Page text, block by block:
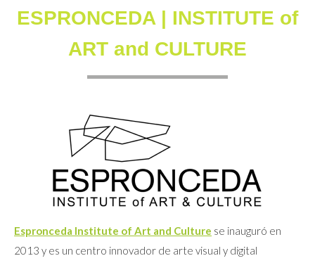
ESPRONCEDA | INSTITUTE of
ART and CULTURE
Espronceda Institute of Art and Culture se inauguró en
2013 y es un centro innovador de arte visual y digital